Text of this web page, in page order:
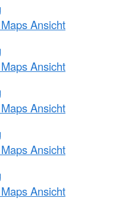
Ansicht
Ansicht
Ansicht
Ansicht
Ansicht